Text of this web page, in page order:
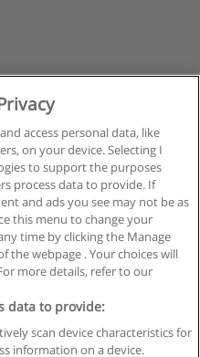
1de 2
uso
access personal data, like
on your device. Selecting I
to support the purposes
process data to provide. If
and ads you see may not be as
this menu to change your
time by clicking the Manage
the webpage . Your choices will
more details, refer to our
data to provide:
scan device characteristics for
information on a device.